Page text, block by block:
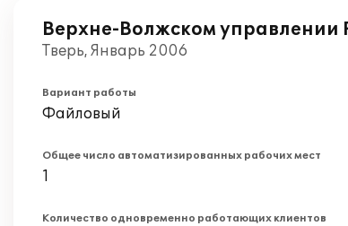
Верхне-Волжском управлении
Тверь, Январь 2006
Вариант работы
Файловый
Общее число автоматизированных рабочих мест
1
Количество одновременно работающих клиентов